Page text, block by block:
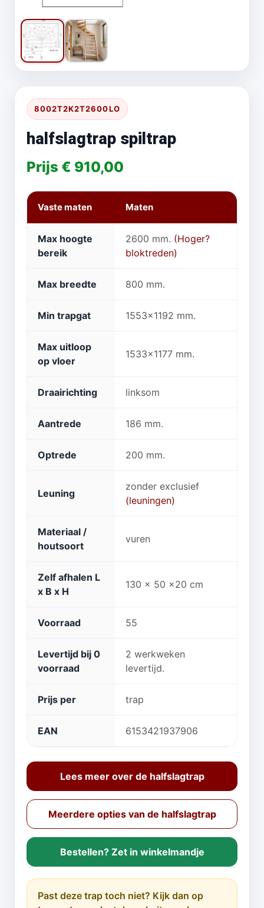
8002T2K2T2600LO
halfslagtrap spiltrap
Prijs € 910,00
Vaste maten Maten
Max hoogte
bereik
2600 mm. (Hoger?
bloktreden)
Max breedte 800 mm.
Min trapgat 1553x1192 mm.
Max uitloop
op vloer
1533x1177 mm.
Draairichting linksom
Aantrede 186 mm.
Optrede 200 mm.
Leuning
zonder exclusief
(leuningen)
Materiaal /
houtsoort
vuren
Zelf afhalen L
x B x H
130 x 50 x20 cm
Voorraad 55
Levertijd bij 0
voorraad
2 werkweken
levertijd.
Prijs per trap
EAN 6153421937906
Lees meer over de halfslagtrap
Meerdere opties van de halfslagtrap
Bestellen? Zet in winkelmandje
Past deze trap toch niet? Kijk dan op